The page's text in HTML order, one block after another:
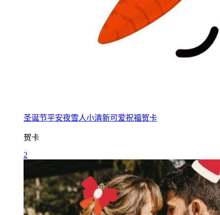
圣诞节平安夜雪人小清新可爱祝福贺卡
贺卡
2